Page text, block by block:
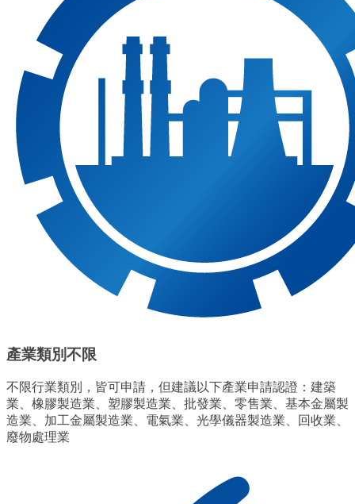
產業類別不限
不限行業類別，皆可申請，但建議以下產業申請認證：建築
業、橡膠製造業、塑膠製造業、批發業、零售業、基本金屬製
造業、加工金屬製造業、電氣業、光學儀器製造業、回收業、
廢物處理業